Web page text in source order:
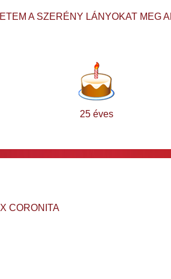
A SZERÉNY LÁNYOKAT MEG
25 éves
CORONITA